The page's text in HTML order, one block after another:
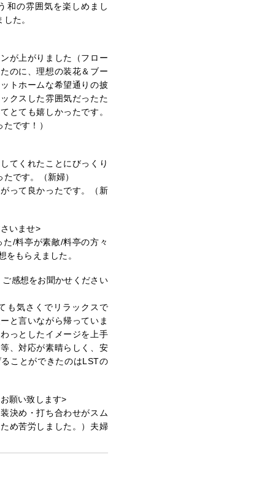
和の雰囲気を楽しめまし
た。
が上がりました（フロー
のに、理想の装花＆ブー
トホームな希望通りの披
クスした雰囲気だったた
とても嬉しかったです。
です！）
てくれたことにびっくり
です。（新婦）
って良かったです。（新
いませ>
た/料亭が素敵/料亭の方々
もらえました。
感想をお聞かせください
も気さくでリラックスで
と言いながら帰っていま
っとしたイメージを上手
、対応が素晴らしく、安
ことができたのはLSTの
願い致します>
決め・打ち合わせがスム
め苦労しました。）夫婦